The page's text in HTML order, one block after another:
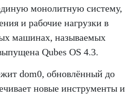
монолитную систему,
и рабочие нагрузки в
машинах, называемых
Qubes OS 4.3.
dom0, обновлённый до
новые инструменты и